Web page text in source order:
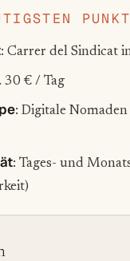
: Carrer del Sindicat
30 € / Tag
: Digitale
: Tages- und